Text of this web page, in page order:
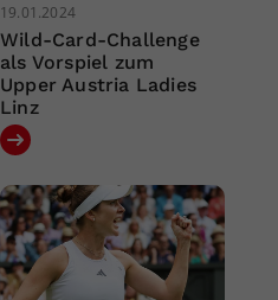
19.01.2024
Wild-Card-Challenge
als Vorspiel zum
Upper Austria Ladies
Linz